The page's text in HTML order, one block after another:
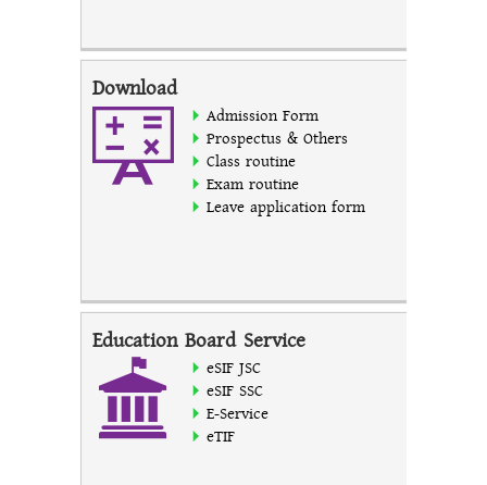
Download
Admission Form
Prospectus & Others
Class routine
Exam routine
Leave application form
Education Board Service
eSIF JSC
eSIF SSC
E-Service
eTIF